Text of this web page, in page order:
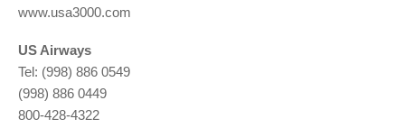
www.usa3000.com
US Airways
Tel: (998) 886 0549
(998) 886 0449
800-428-4322